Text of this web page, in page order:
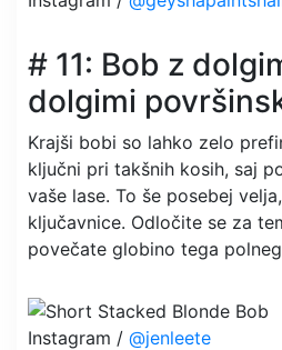
# 11: Bob z
dolgimi
Krajši bobi so lahko zelo
ključni pri takšnih kosih, saj
vaše lase. To še posebej
ključavnice. Odločite se za
povečate globino tega
Instagram / @jenleete